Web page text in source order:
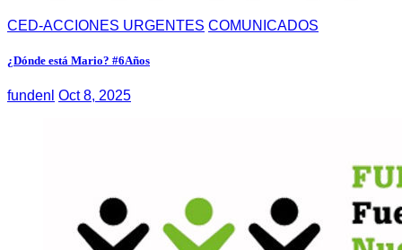
CED-ACCIONES URGENTES COMUNICADOS
¿Dónde está Mario? #6Años
fundenl Oct 8, 2025